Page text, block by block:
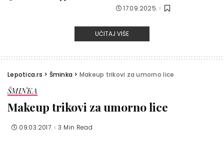
17.09.2025.
UČITAJ VIŠE
Lepotica.rs > Šminka > Makeup trikovi za umorno lice
ŠMINKA
Makeup trikovi za umorno lice
09.03.2017. 3 Min Read